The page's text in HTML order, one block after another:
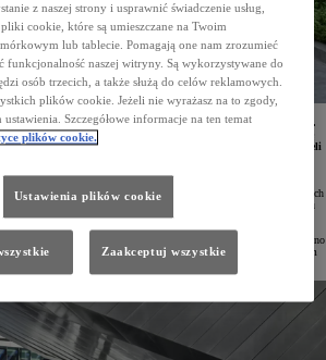
w Polsce zarejestrowano 35 286 osobowych i dostawczych Toyot.
zarówno przez klientów indywidualnych, jak i firmy. Pozycję
utrzymała Corolla. w Top10 najczęściej rejestrowanych modeli
lidera polskiego rynku motoryzacyjnego. W ciągu czterech
kraju zarejestrowano 35 286 samochodów osobowych i dostawczych
kolejnych konkurentów razem wziętych. Udział Toyoty w rynku
8469 samochodów, a marka była najchętniej wybierana zarówno
indywidualni zarejestrowali łącznie 2709 pojazdów (+7%), do firm
z naszej strony i usprawnić świadczenie usług,
cookie, które są umieszczane na Twoim
lub tablecie. Pomagają one nam zrozumieć
funkcjonalność naszej witryny. Są wykorzystywane do
osób trzecich, a także służą do celów reklamowych.
plików cookie. Jeżeli nie wyrażasz na to zgody,
ustawienia. Szczegółowe informacje na ten temat
plików cookie.
Ustawienia plików cookie
Zaakceptuj wszystkie